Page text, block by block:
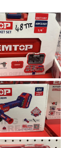
commerciales à
tout moment en